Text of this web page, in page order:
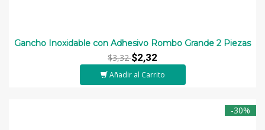
Gancho Inoxidable con Adhesivo Rombo Grande 2 Piezas
$3,32$2,32
Añadir al Carrito
-30%